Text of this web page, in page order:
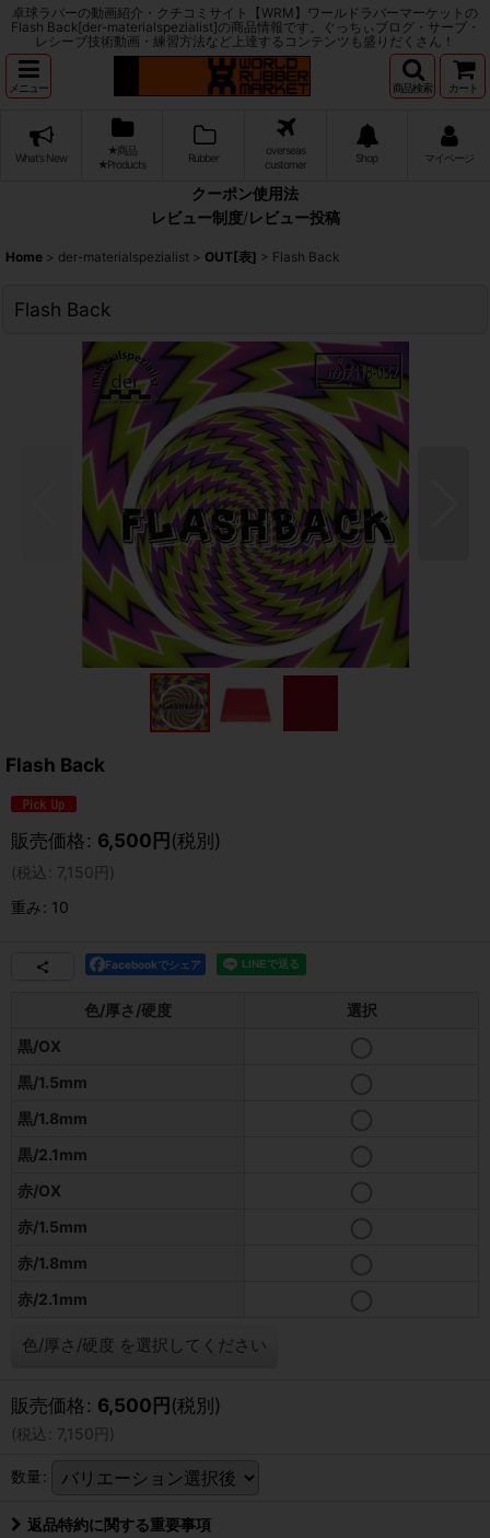
卓球ラバーの動画紹介・クチコミサイト【WRM】ワールドラバーマーケットの
Flash Back[der-materialspezialist]の商品情報です。ぐっちぃブログ・サーブ・
レシーブ技術動画・練習方法など上達するコンテンツも盛りだくさん！
メニュー 商品検索 カート
What's New
★商品
★Products
Rubber
overseas
customer
Shop マイページ
クーポン使用法
レビュー制度/レビュー投稿
Home > der-materialspezialist > OUT[表] > Flash Back
Flash Back
Flash Back
販売価格: 6,500 円 (税別)
(税込 : 7,150円 )
重み: 10
Facebookでシェア
色/厚さ/硬度
選択
黒/OX
黒/1.5mm
黒/1.8mm
黒/2.1mm
赤/OX
赤/1.5mm
赤/1.8mm
赤/2.1mm
色/厚さ/硬度 を選択してください
販売価格: 6,500 円 (税別)
(税込 : 7,150円 )
数量:
返品特約に関する重要事項